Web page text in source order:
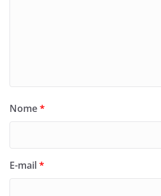
Nome*
E-mail*